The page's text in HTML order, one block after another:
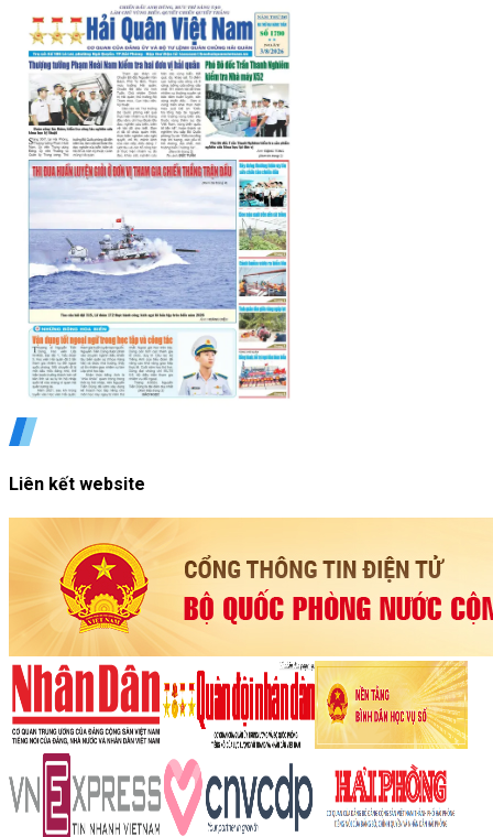
Liên kết website